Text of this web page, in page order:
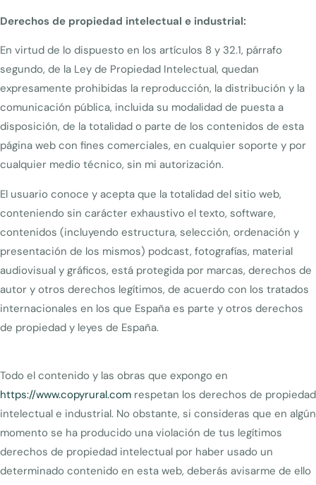
Derechos de propiedad intelectual e industrial:
En virtud de lo dispuesto en los artículos 8 y 32.1, párrafo
segundo, de la Ley de Propiedad Intelectual, quedan
expresamente prohibidas la reproducción, la distribución y la
comunicación pública, incluida su modalidad de puesta a
disposición, de la totalidad o parte de los contenidos de esta
página web con fines comerciales, en cualquier soporte y por
cualquier medio técnico, sin mi autorización.
El usuario conoce y acepta que la totalidad del sitio web,
conteniendo sin carácter exhaustivo el texto, software,
contenidos (incluyendo estructura, selección, ordenación y
presentación de los mismos) podcast, fotografías, material
audiovisual y gráficos, está protegida por marcas, derechos de
autor y otros derechos legítimos, de acuerdo con los tratados
internacionales en los que España es parte y otros derechos
de propiedad y leyes de España.
Todo el contenido y las obras que expongo en
https://www.copyrural.com respetan los derechos de propiedad
intelectual e industrial. No obstante, si consideras que en algún
momento se ha producido una violación de tus legítimos
derechos de propiedad intelectual por haber usado un
determinado contenido en esta web, deberás avisarme de ello